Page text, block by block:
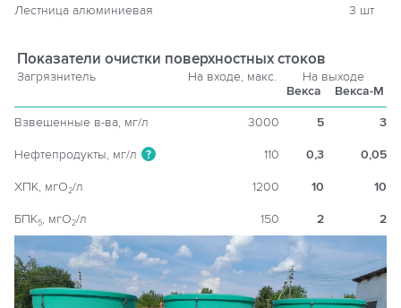
Лестница алюминиевая 3 шт
Показатели очистки поверхностных стоков
Загрязнитель На входе, макс.
На выходе
Векса
Векса-М
Взвешенные в-ва, мг/л 3000 5 3
Нефтепродукты, мг/л ? 110 0,3 0,05
ХПК, мгO2/л 1200 10 10
БПК5, мгO2/л 150 2 2